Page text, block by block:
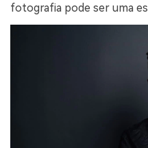
fotografia pode ser uma